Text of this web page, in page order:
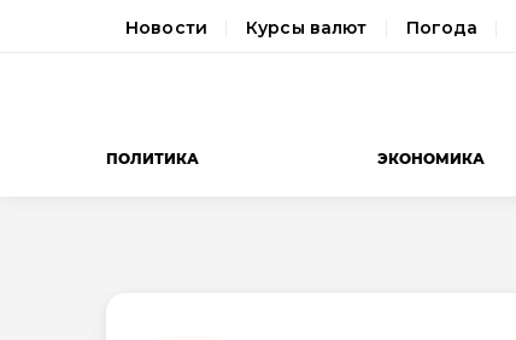
Новости Курсы валют Погода
ПОЛИТИКА ЭКОНОМИКА